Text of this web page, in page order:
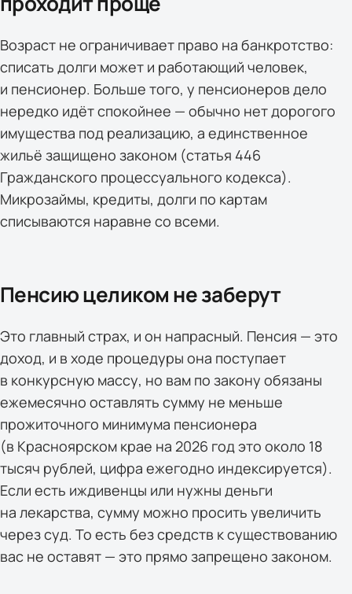
Возраст не ограничивает право на банкротство:
списать долги может и работающий человек,
и пенсионер. Больше того, у пенсионеров дело
нередко идёт спокойнее — обычно нет дорогого
имущества под реализацию, а единственное
жильё защищено законом (статья 446
Гражданского процессуального кодекса).
Микрозаймы, кредиты, долги по картам
списываются наравне со всеми.
Пенсию целиком не заберут
Это главный страх, и он напрасный. Пенсия — это
доход, и в ходе процедуры она поступает
в конкурсную массу, но вам по закону обязаны
ежемесячно оставлять сумму не меньше
прожиточного минимума пенсионера
(в Красноярском крае на 2026 год это около 18
тысяч рублей, цифра ежегодно индексируется).
Если есть иждивенцы или нужны деньги
на лекарства, сумму можно просить увеличить
через суд. То есть без средств к существованию
вас не оставят — это прямо запрещено законом.